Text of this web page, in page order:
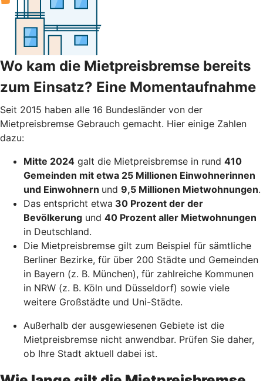
Wo kam die Mietpreisbremse bereits
zum Einsatz? Eine Momentaufnahme
Seit 2015 haben alle 16 Bundesländer von der
Mietpreisbremse Gebrauch gemacht. Hier einige Zahlen
dazu:
Mitte 2024 galt die Mietpreisbremse in rund 410
Gemeinden mit etwa 25 Millionen Einwohnerinnen
und Einwohnern und 9,5 Millionen Mietwohnungen.
Das entspricht etwa 30 Prozent der der
Bevölkerung und 40 Prozent aller Mietwohnungen
in Deutschland.
Die Mietpreisbremse gilt zum Beispiel für sämtliche
Berliner Bezirke, für über 200 Städte und Gemeinden
in Bayern (z. B. München), für zahlreiche Kommunen
in NRW (z. B. Köln und Düsseldorf) sowie viele
weitere Großstädte und Uni-Städte.
Außerhalb der ausgewiesenen Gebiete ist die
Mietpreisbremse nicht anwendbar. Prüfen Sie daher,
ob Ihre Stadt aktuell dabei ist.